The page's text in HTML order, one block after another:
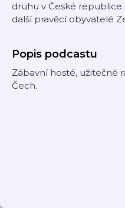
druhu v České
další pravěcí obyvatelé
Popis podcastu
Zábavní hosté, užitečné
Čech.